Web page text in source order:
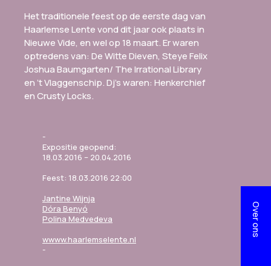
Het traditionele feest op de eerste dag van
Haarlemse Lente vond dit jaar ook plaats in
Nieuwe Vide, en wel op 18 maart. Er waren
optredens van: De Witte Dieven, Steye Felix
Joshua Baumgarten/ The Irrational Library
en ’t Vlaggenschip. Dj’s waren: Henkerchief
en Crusty Locks.
Expositie geopend:
18.03.2016 – 20.04.2016
Feest: 18.03.2016 22:00
Jantine Wijnja
Dóra Benyó
Polina Medvedeva
wwww.haarlemselente.nl
Over ons